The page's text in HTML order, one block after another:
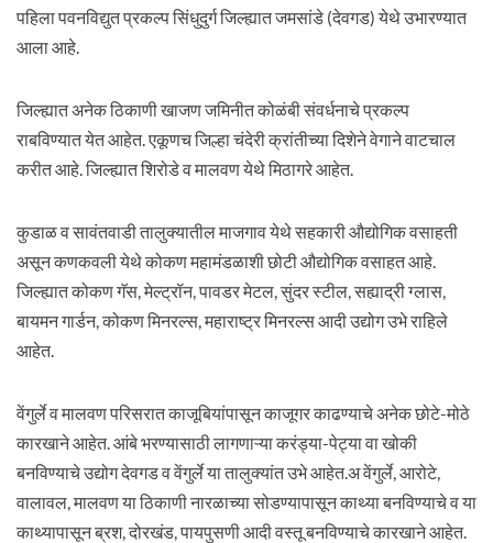
पहिला पवनविद्युत प्रकल्प सिंधुदुर्ग जिल्ह्यात जमसांडे (देवगड) येथे उभारण्यात
आला आहे.
जिल्ह्यात अनेक ठिकाणी खाजण जमिनीत कोळंबी संवर्धनाचे प्रकल्प
राबविण्यात येत आहेत. एकूणच जिल्हा चंदेरी क्रांतीच्या दिशेने वेगाने वाटचाल
करीत आहे. जिल्ह्यात शिरोडे व मालवण येथे मिठागरे आहेत.
कुडाळ व सावंतवाडी तालुक्यातील माजगाव येथे सहकारी औद्योगिक वसाहती
असून कणकवली येथे कोकण महामंडळाशी छोटी औद्योगिक वसाहत आहे.
जिल्ह्यात कोकण गॅस, मेल्ट्रॉन, पावडर मेटल, सुंदर स्टील, सह्याद्री ग्लास,
बायमन गार्डन, कोकण मिनरल्स, महाराष्ट्र मिनरल्स आदी उद्योग उभे राहिले
आहेत.
वेंगुर्ले व मालवण परिसरात काजूबियांपासून काजूगर काढण्याचे अनेक छोटे-मोठे
कारखाने आहेत. आंबे भरण्यासाठी लागणाऱ्या करंड्या-पेट्या वा खोकी
बनविण्याचे उद्योग देवगड व वेंगुर्ले या तालुक्यांत उभे आहेत.अ वेंगुर्ले, आरोटे,
वालावल, मालवण या ठिकाणी नारळाच्या सोडण्यापासून काथ्या बनविण्याचे व या
काथ्यापासून ब्रश, दोरखंड, पायपुसणी आदी वस्तू बनविण्याचे कारखाने आहेत.